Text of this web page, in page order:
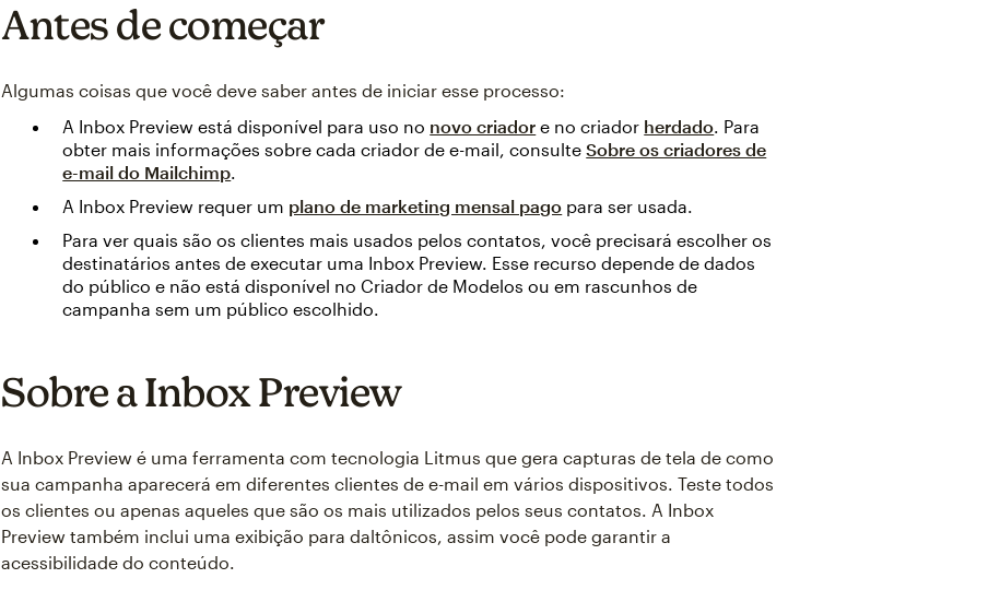
Antes de começar
Algumas coisas que você deve saber antes de iniciar esse processo:
A Inbox Preview está disponível para uso no novo criador e no criador herdado. Para
obter mais informações sobre cada criador de e-mail, consulteSobre os criadores de
e-mail do Mailchimp.
A Inbox Preview requer um plano de marketing mensal pago para ser usada.
Para ver quais são os clientes mais usados pelos contatos, você precisará escolher os
destinatários antes de executar uma Inbox Preview. Esse recurso depende de dados
do público e não está disponível no Criador de Modelos ou em rascunhos de
campanha sem um público escolhido.
Sobre a Inbox Preview
A Inbox Preview é uma ferramenta com tecnologia Litmus que gera capturas de tela de como
sua campanha aparecerá em diferentes clientes de e-mail em vários dispositivos. Teste todos
os clientes ou apenas aqueles que são os mais utilizados pelos seus contatos. A Inbox
Preview também inclui uma exibição para daltônicos, assim você pode garantir a
acessibilidade do conteúdo.